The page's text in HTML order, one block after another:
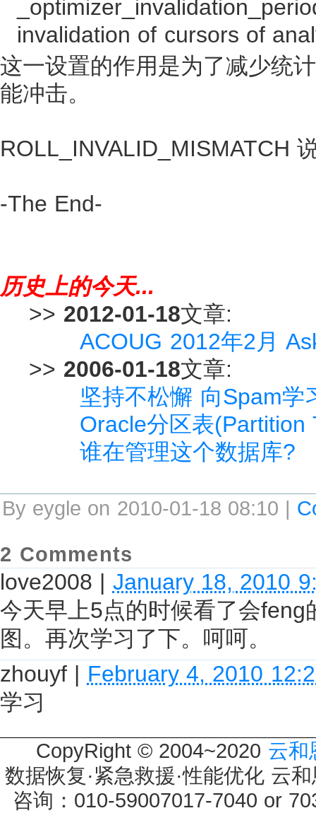
invalidation of cursors of
这一设置的作用是为了减少统
能冲击。
ROLL_INVALID_MISMATCH
-The End-
历史上的今天...
>> 2012-01-18文章:
ACOUG 2012年2月
>> 2006-01-18文章:
坚持不松懈 向Spam学
Oracle分区表(Partition
谁在管理这个数据库?
By eygle on 2010-01-18 08:10 |
2 Comments
love2008 | January 18, 2010
今天早上5点的时候看了会
图。再次学习了下。呵呵。
zhouyf | February 4, 2010
学习
CopyRight © 2004~2020 云和
数据恢复·紧急救援·性能优化 云
咨询：010-59007017-7040 or